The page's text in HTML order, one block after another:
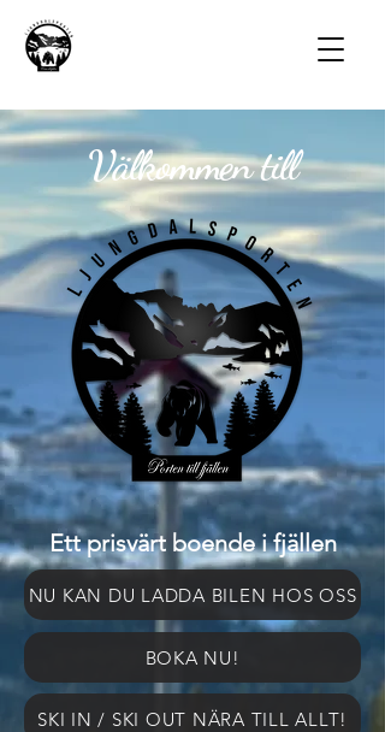
Välkommen till
Ett prisvärt boende i fjällen
NU KAN DU LADDA BILEN HOS OSS
BOKA NU!
SKI IN / SKI OUT NÄRA TILL ALLT!